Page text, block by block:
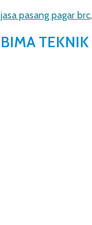
jasa pasang pagar brc,
BIMA TEKNIK